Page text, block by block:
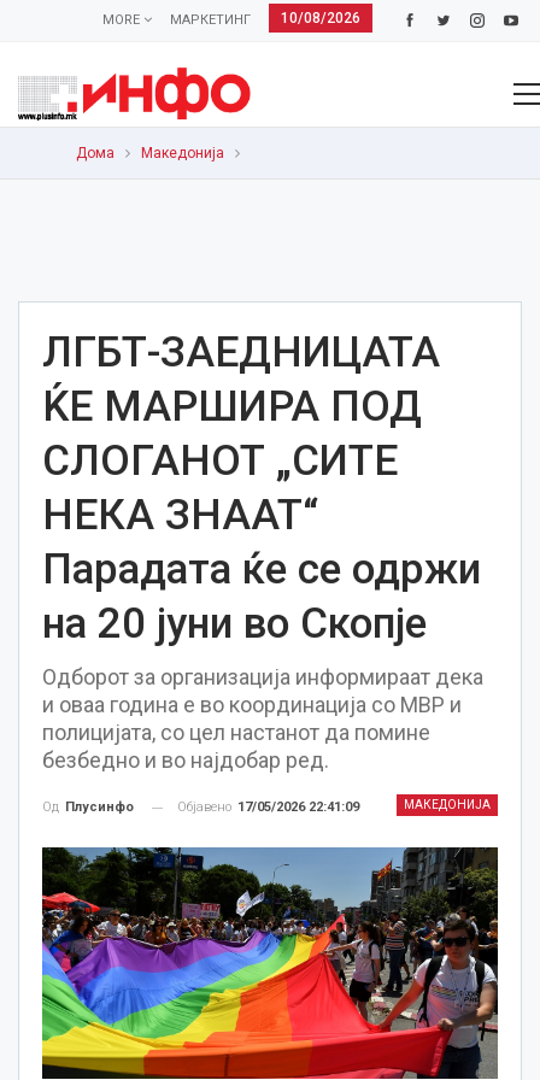
10/08/2026
МАРКЕТИНГ
MORE
Дома Македонија
ЛГБТ-ЗАЕДНИЦАТА
ЌЕ МАРШИРА ПОД
СЛОГАНОТ „СИТЕ
НЕКА ЗНААТ“
Парадата ќе се одржи
на 20 јуни во Скопје
Одборот за организација информираат дека
и оваа година е во координација со МВР и
полицијата, со цел настанот да помине
безбедно и во најдобар ред.
МАКЕДОНИЈА
Од Плусинфо Објавено 17/05/2026 22:41:09